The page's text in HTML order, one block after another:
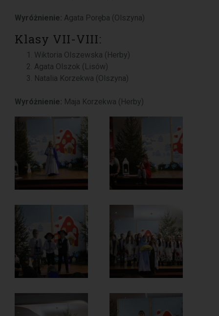
Wyróżnienie: Agata Poręba (Olszyna)
Klasy VII-VIII:
Wiktoria Olszewska (Herby)
Agata Olszok (Lisów)
Natalia Korzekwa (Olszyna)
Wyróżnienie: Maja Korzekwa (Herby)